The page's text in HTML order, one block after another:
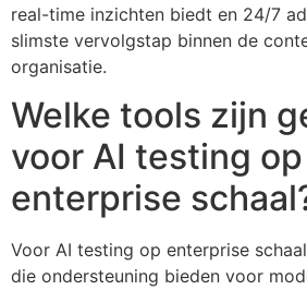
real-time inzichten biedt en 24/7
slimste vervolgstap binnen de
organisatie.
Welke tools zijn
voor AI testing op
enterprise
Voor AI testing op enterprise
die ondersteuning bieden voor